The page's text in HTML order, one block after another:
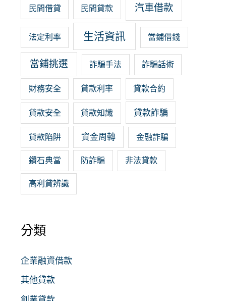
民間借貸 民間貸款 汽車借款
法定利率 生活資訊 當鋪借錢
當鋪挑選 詐騙手法 詐騙話術
財務安全 貸款利率 貸款合約
貸款安全 貸款知識 貸款詐騙
貸款陷阱 資金周轉 金融詐騙
鑽石典當 防詐騙 非法貸款
高利貸辨識
分類
企業融資借款
其他貸款